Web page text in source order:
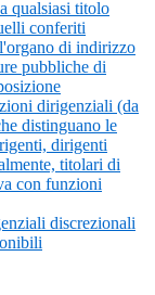
qualsiasi titolo
conferiti
di indirizzo
pubbliche di
dirigenziali (da
distinguano le
dirigenti
titolari di
con funzioni
discrezionali